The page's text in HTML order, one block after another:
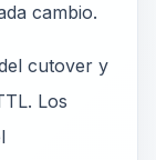
cambio.
cutover y
Los